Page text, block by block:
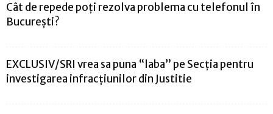
Cât de repede poți rezolva problema cu telefonul în
București?
EXCLUSIV/SRI vrea sa puna “laba” pe Secția pentru
investigarea infracțiunilor din Justitie